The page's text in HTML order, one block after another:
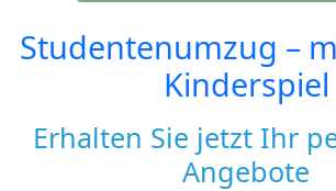
Studentenumzug –
Kinderspiel
Erhalten Sie jetzt Ihr
Angebote